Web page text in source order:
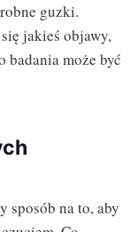
guzki.
jakieś objawy,
badania może być
sposób na to, aby